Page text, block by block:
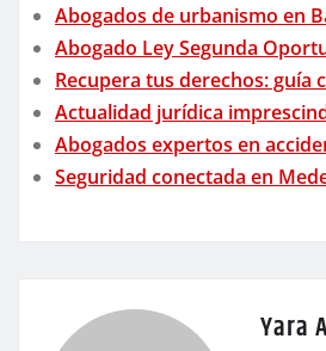
Abogados de urbanismo en
Abogado Ley Segunda
Recupera tus derechos: guía
Actualidad jurídica
Abogados expertos en
Seguridad conectada en
Yara